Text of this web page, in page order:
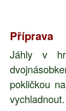
Příprava
Jáhly v
pokličkou
vychladnout.